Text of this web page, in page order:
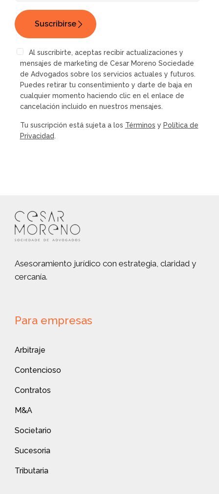
Al suscribirte, aceptas recibir actualizaciones y
mensajes de marketing de Cesar Moreno Sociedade
de Advogados sobre los servicios actuales y futuros.
Puedes retirar tu consentimiento y darte de baja en
cualquier momento haciendo clic en el enlace de
cancelación incluido en nuestros mensajes.
Tu suscripción está sujeta a los Términos y Política de
Privacidad.
Asesoramiento jurídico con estrategia, claridad y
cercanía.
Para empresas
Arbitraje
Contencioso
Contratos
M&A
Societario
Sucesoria
Tributaria